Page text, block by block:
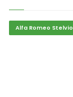
Alfa Romeo Stelvio